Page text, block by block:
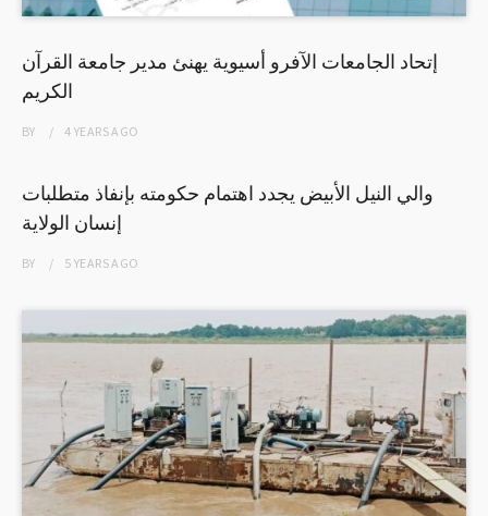
إتحاد الجامعات الآفرو أسيوية يهنئ مدير جامعة القرآن
الكريم
BY 4 YEARSAGO
والي النيل الأبيض يجدد اهتمام حكومته بإنفاذ متطلبات
إنسان الولاية
BY 5 YEARSAGO